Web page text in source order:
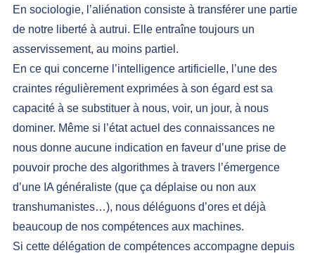
En sociologie, l’aliénation consiste à transférer une partie
de notre liberté à autrui. Elle entraîne toujours un
asservissement, au moins partiel.
En ce qui concerne l’intelligence artificielle, l’une des
craintes régulièrement exprimées à son égard est sa
capacité à se substituer à nous, voir, un jour, à nous
dominer. Même si l’état actuel des connaissances ne
nous donne aucune indication en faveur d’une prise de
pouvoir proche des algorithmes à travers l’émergence
d’une IA généraliste (que ça déplaise ou non aux
transhumanistes…), nous déléguons d’ores et déjà
beaucoup de nos compétences aux machines.
Si cette délégation de compétences accompagne depuis